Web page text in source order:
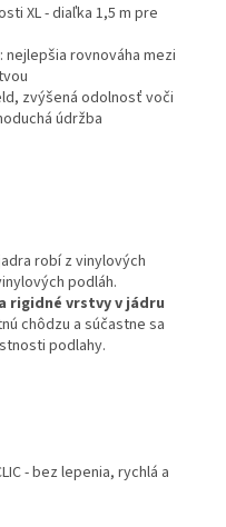
XL - diaľka 1,5 m pre
nejlepšia rovnováha mezi
zvýšená odolnosť voči
údržba
robí z vinylových
podláh.
rigidné vrstvy v jádru
chôdzu a súčastne sa
podlahy.
- bez lepenia, rychlá a